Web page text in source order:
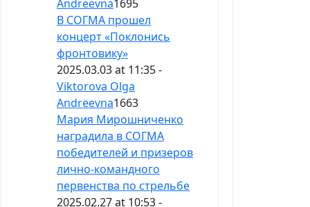
Andreevna1695
В СОГМА прошел
концерт «Поклонись
фронтовику»
2025.03.03 at 11:35 -
Viktorova Olga
Andreevna1663
Мария Мирошниченко
наградила в СОГМА
победителей и призеров
лично-командного
первенства по стрельбе
2025.02.27 at 10:53 -